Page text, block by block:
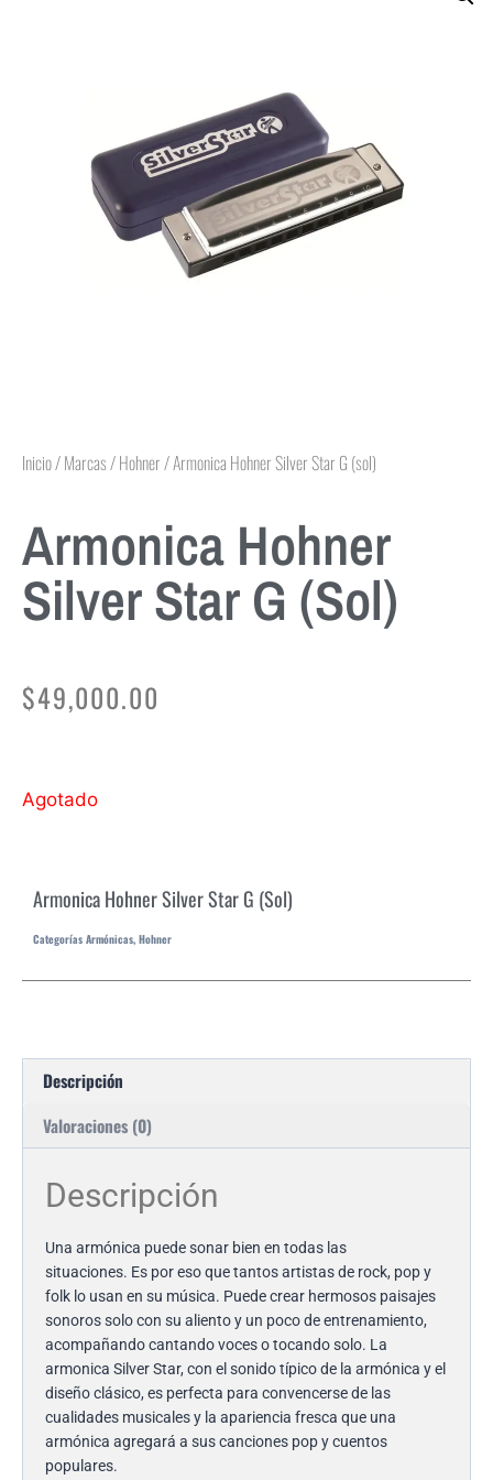
Inicio/Marcas/Hohner/ Armonica Hohner Silver Star G (sol)
Armonica Hohner
Silver Star G (sol)
$49,000.00
Agotado
Armonica Hohner Silver Star G (sol)
Categorías Armónicas, Hohner
Descripción
Valoraciones (0)
Descripción
Una armónica puede sonar bien en todas las
situaciones. Es por eso que tantos artistas de rock, pop y
folk lo usan en su música. Puede crear hermosos paisajes
sonoros solo con su aliento y un poco de entrenamiento,
acompañando cantando voces o tocando solo. La
armonica Silver Star, con el sonido típico de la armónica y el
diseño clásico, es perfecta para convencerse de las
cualidades musicales y la apariencia fresca que una
armónica agregará a sus canciones pop y cuentos
populares.